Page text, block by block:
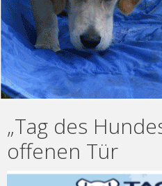
„Tag des
offenen Tür